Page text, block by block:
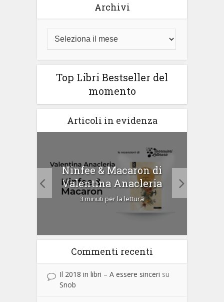
Archivi
Top Libri Bestseller del
momento
Articoli in evidenza
Ninfee & Macaron di
Valentina Anacleria
3 minuti per la lettura
Commenti recenti
Il 2018 in libri – A essere sinceri su
Snob